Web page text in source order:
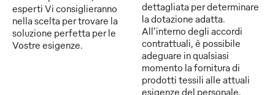
esperti Vi consiglieranno
nella scelta per trovare la
soluzione perfetta per le
Vostre esigenze.
dettagliata per determinare
la dotazione adatta.
All’interno degli accordi
contrattuali, è possibile
adeguare in qualsiasi
momento la fornitura di
prodotti tessili alle attuali
esigenze del personale.